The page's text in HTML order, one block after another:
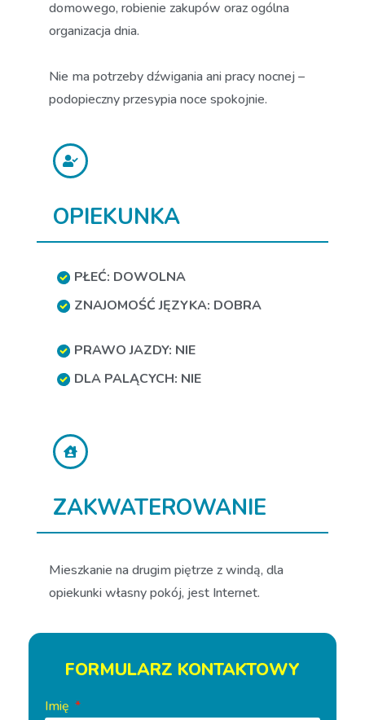
domowego, robienie zakupów oraz ogólna
organizacja dnia.
Nie ma potrzeby dźwigania ani pracy nocnej –
podopieczny przesypia noce spokojnie.
OPIEKUNKA
PŁEĆ: DOWOLNA
ZNAJOMOŚĆ JĘZYKA: DOBRA
PRAWO JAZDY: NIE
DLA PALĄCYCH: NIE
ZAKWATEROWANIE
Mieszkanie na drugim piętrze z windą, dla
opiekunki własny pokój, jest Internet.
FORMULARZ KONTAKTOWY
Imię